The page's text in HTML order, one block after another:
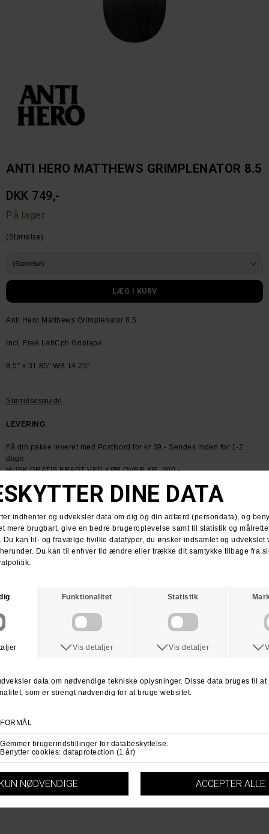
ANTI HERO MATTHEWS GRIMPLENATOR 8.5
DKK 749,-
På lager
(Størrelse)
Anti Hero Matthews Grimplenator 8.5
Incl. Free LabCph Griptape
8.5" x 31.85" WB 14.25"
Størrelsesguide
LEVERING:
Få din pakke leveret med PostNord for kr 39.- Sendes inden for 1-2
dage
HUSK GRATIS FRAGT VED KØB OVER KR. 600.-
RETURNERING
Du har altid 30 dages returret fra den dag du modtager din pakke.
Du kan vælge at få dine penge retur eller vi bytter til en anden vare.
For mere informationklik her.
Spørg om varen
ANDRE KØBTE OGSÅ
ANTIHERO
Anti Hero Chapman Homers Skateboard
DKK 649,-
8.32
Anti Hero DBX Gerver Grimpleator 8.25
DKK 1.099,-
8.25